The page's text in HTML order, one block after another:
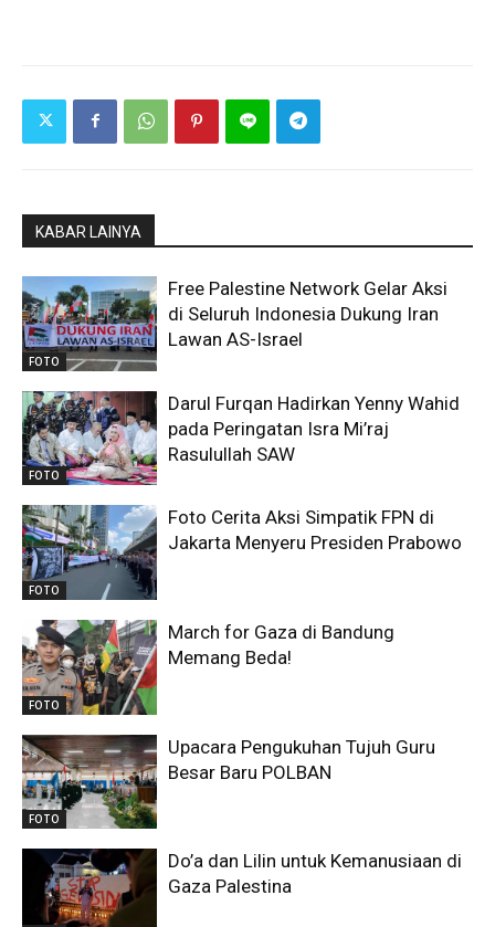
KABAR LAINYA
FOTO
Free Palestine Network Gelar Aksi
di Seluruh Indonesia Dukung Iran
Lawan AS-Israel
FOTO
Darul Furqan Hadirkan Yenny Wahid
pada Peringatan Isra Mi’raj
Rasulullah SAW
FOTO
Foto Cerita Aksi Simpatik FPN di
Jakarta Menyeru Presiden Prabowo
FOTO
March for Gaza di Bandung
Memang Beda!
FOTO
Upacara Pengukuhan Tujuh Guru
Besar Baru POLBAN
Do’a dan Lilin untuk Kemanusiaan di
Gaza Palestina